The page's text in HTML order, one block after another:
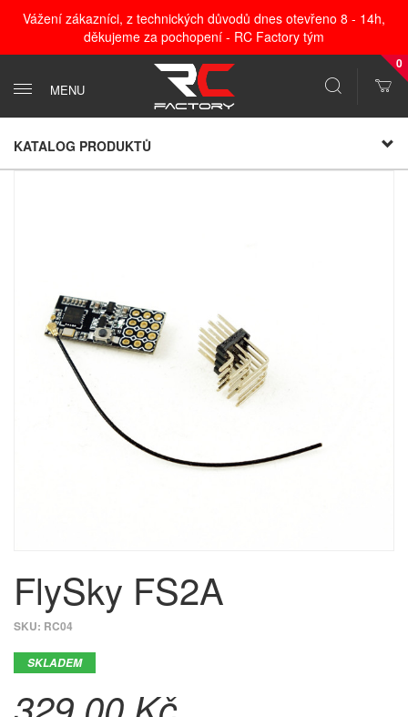
Vážení zákazníci, z technických důvodů dnes otevřeno 8 - 14h,
děkujeme za pochopení - RC Factory tým
MENU
0
KATALOG PRODUKTŮ
FlySky FS2A
SKU: RC04
SKLADEM